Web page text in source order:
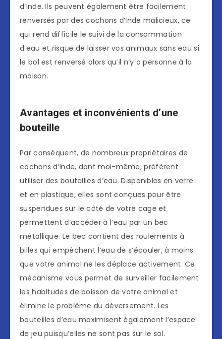
d’Inde. Ils peuvent également être facilement
renversés par des cochons d’Inde malicieux, ce
qui rend difficile le suivi de la consommation
d’eau et risque de laisser vos animaux sans eau si
le bol est renversé alors qu’il n’y a personne à la
maison.
Avantages et inconvénients d’une
bouteille
Par conséquent, de nombreux propriétaires de
cochons d’Inde, dont moi-même, préfèrent
utiliser des bouteilles d’eau. Disponibles en verre
et en plastique, elles sont conçues pour être
suspendues sur le côté de votre cage et
permettent d’accéder à l’eau par un bec
métallique. Le bec contient des roulements à
billes qui empêchent l’eau de s’écouler, à moins
que votre animal ne les déplace activement. Ce
mécanisme vous permet de surveiller facilement
les habitudes de boisson de votre animal et
élimine le problème du déversement. Les
bouteilles d’eau maximisent également l’espace
de jeu puisqu’elles ne sont pas sur le sol.